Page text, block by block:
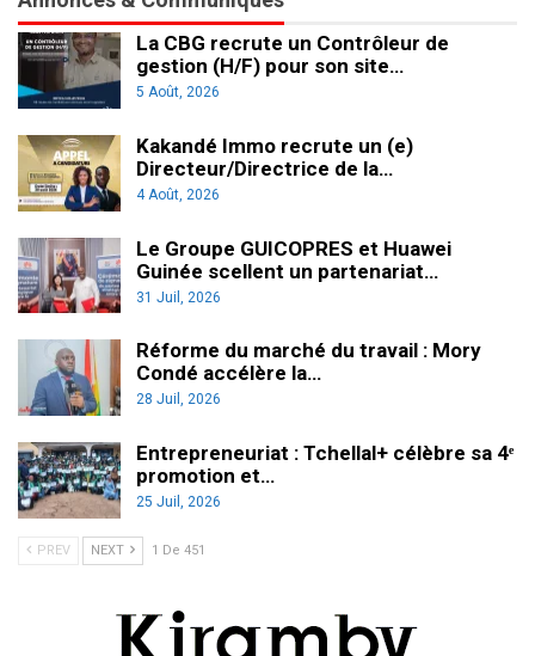
La CBG recrute un Contrôleur de
gestion (H/F) pour son site…
5 Août, 2026
Kakandé Immo recrute un (e)
Directeur/Directrice de la…
4 Août, 2026
Le Groupe GUICOPRES et Huawei
Guinée scellent un partenariat…
31 Juil, 2026
Réforme du marché du travail : Mory
Condé accélère la…
28 Juil, 2026
Entrepreneuriat : Tchellal+ célèbre sa 4ᵉ
promotion et…
25 Juil, 2026
PREV NEXT 1 De 451